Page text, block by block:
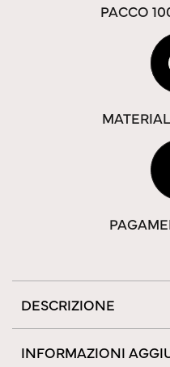
PACCO
DESCRIZIONE
INFORMAZIONI